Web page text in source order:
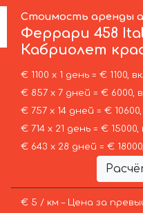
Стоимость аренды
Феррари458
Кабриолет
€ 1100 х 1 день = € 1100,
€ 857 х 7 дней = € 6000,
€ 757 х 14 дней = €
€ 714 х 21 день = €
€ 643 х 28 дней = €
€ 5 / км – Цена за